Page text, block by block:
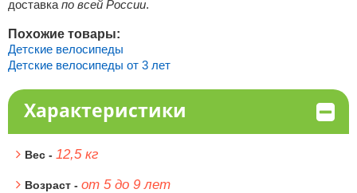
доставка по всей России.
Похожие товары:
Детские велосипеды
Детские велосипеды от 3 лет
Характеристики
Вес - 12,5 кг
Возраст - от 5 до 9 лет